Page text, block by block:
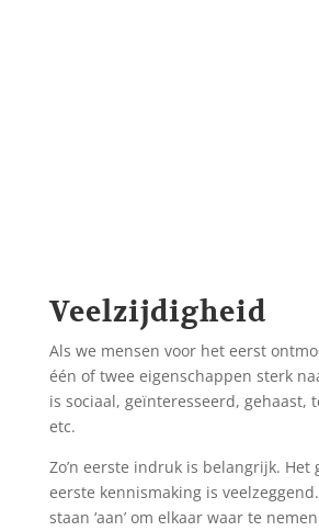
Veelzijdigheid
Als we mensen voor het eerst
één of twee eigenschappen sterk
is sociaal, geïnteresseerd, gehaast,
etc.
Zo’n eerste indruk is belangrijk. Het
eerste kennismaking is
staan ‘aan’ om elkaar waar te